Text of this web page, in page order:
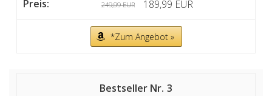
249,99 EUR 189,99 EUR
*Zum Angebot »
3